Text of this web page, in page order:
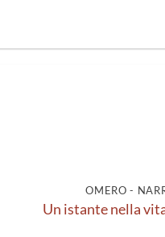
OMERO -
Un istante nella